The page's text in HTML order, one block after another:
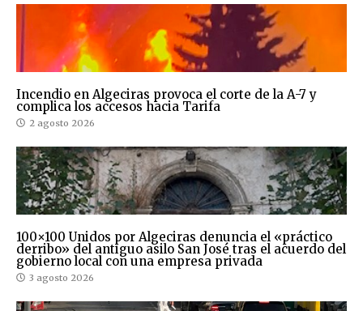
Incendio en Algeciras provoca el corte de la A-7 y
complica los accesos hacia Tarifa
2 agosto 2026
100×100 Unidos por Algeciras denuncia el «práctico
derribo» del antiguo asilo San José tras el acuerdo del
gobierno local con una empresa privada
3 agosto 2026